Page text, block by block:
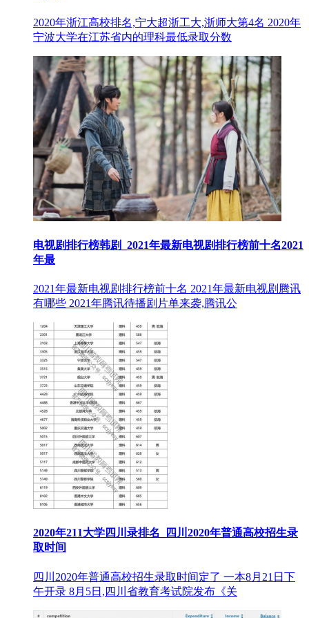
2020年浙江高校排名,宁大超浙工大,浙师大第4名 2020年
宁波大学在江苏省内的理科最低录取分数
电视剧排行榜韩剧_2021年最新电视剧排行榜前十名2021
年最
2021年最新电视剧排行榜前十名 2021年最新电视剧腾讯
有哪些 2021年腾讯待播剧片单来袭,腾讯公
2020年211大学四川录排名_四川2020年普通高校招生录
取时间
四川2020年普通高校招生录取时间定了 一本8月21日下
午开录 8月5日,四川省教育考试院发布《关